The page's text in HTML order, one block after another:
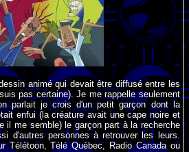
animé qui devait être diffusé entre les
pas certaine). Je me rappelle seulement
parlait je crois d'un petit garçon dont la
enfui (la créature avait une cape noire et
il me semble) le garçon part à la recherche
d'autres personnes à retrouver les leurs.
Télétoon, Télé Québec, Radio Canada ou